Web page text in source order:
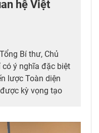
hệ Việt
Bí thư, Chủ
ý nghĩa đặc biệt
lược Toàn diện
kỳ vọng tạo